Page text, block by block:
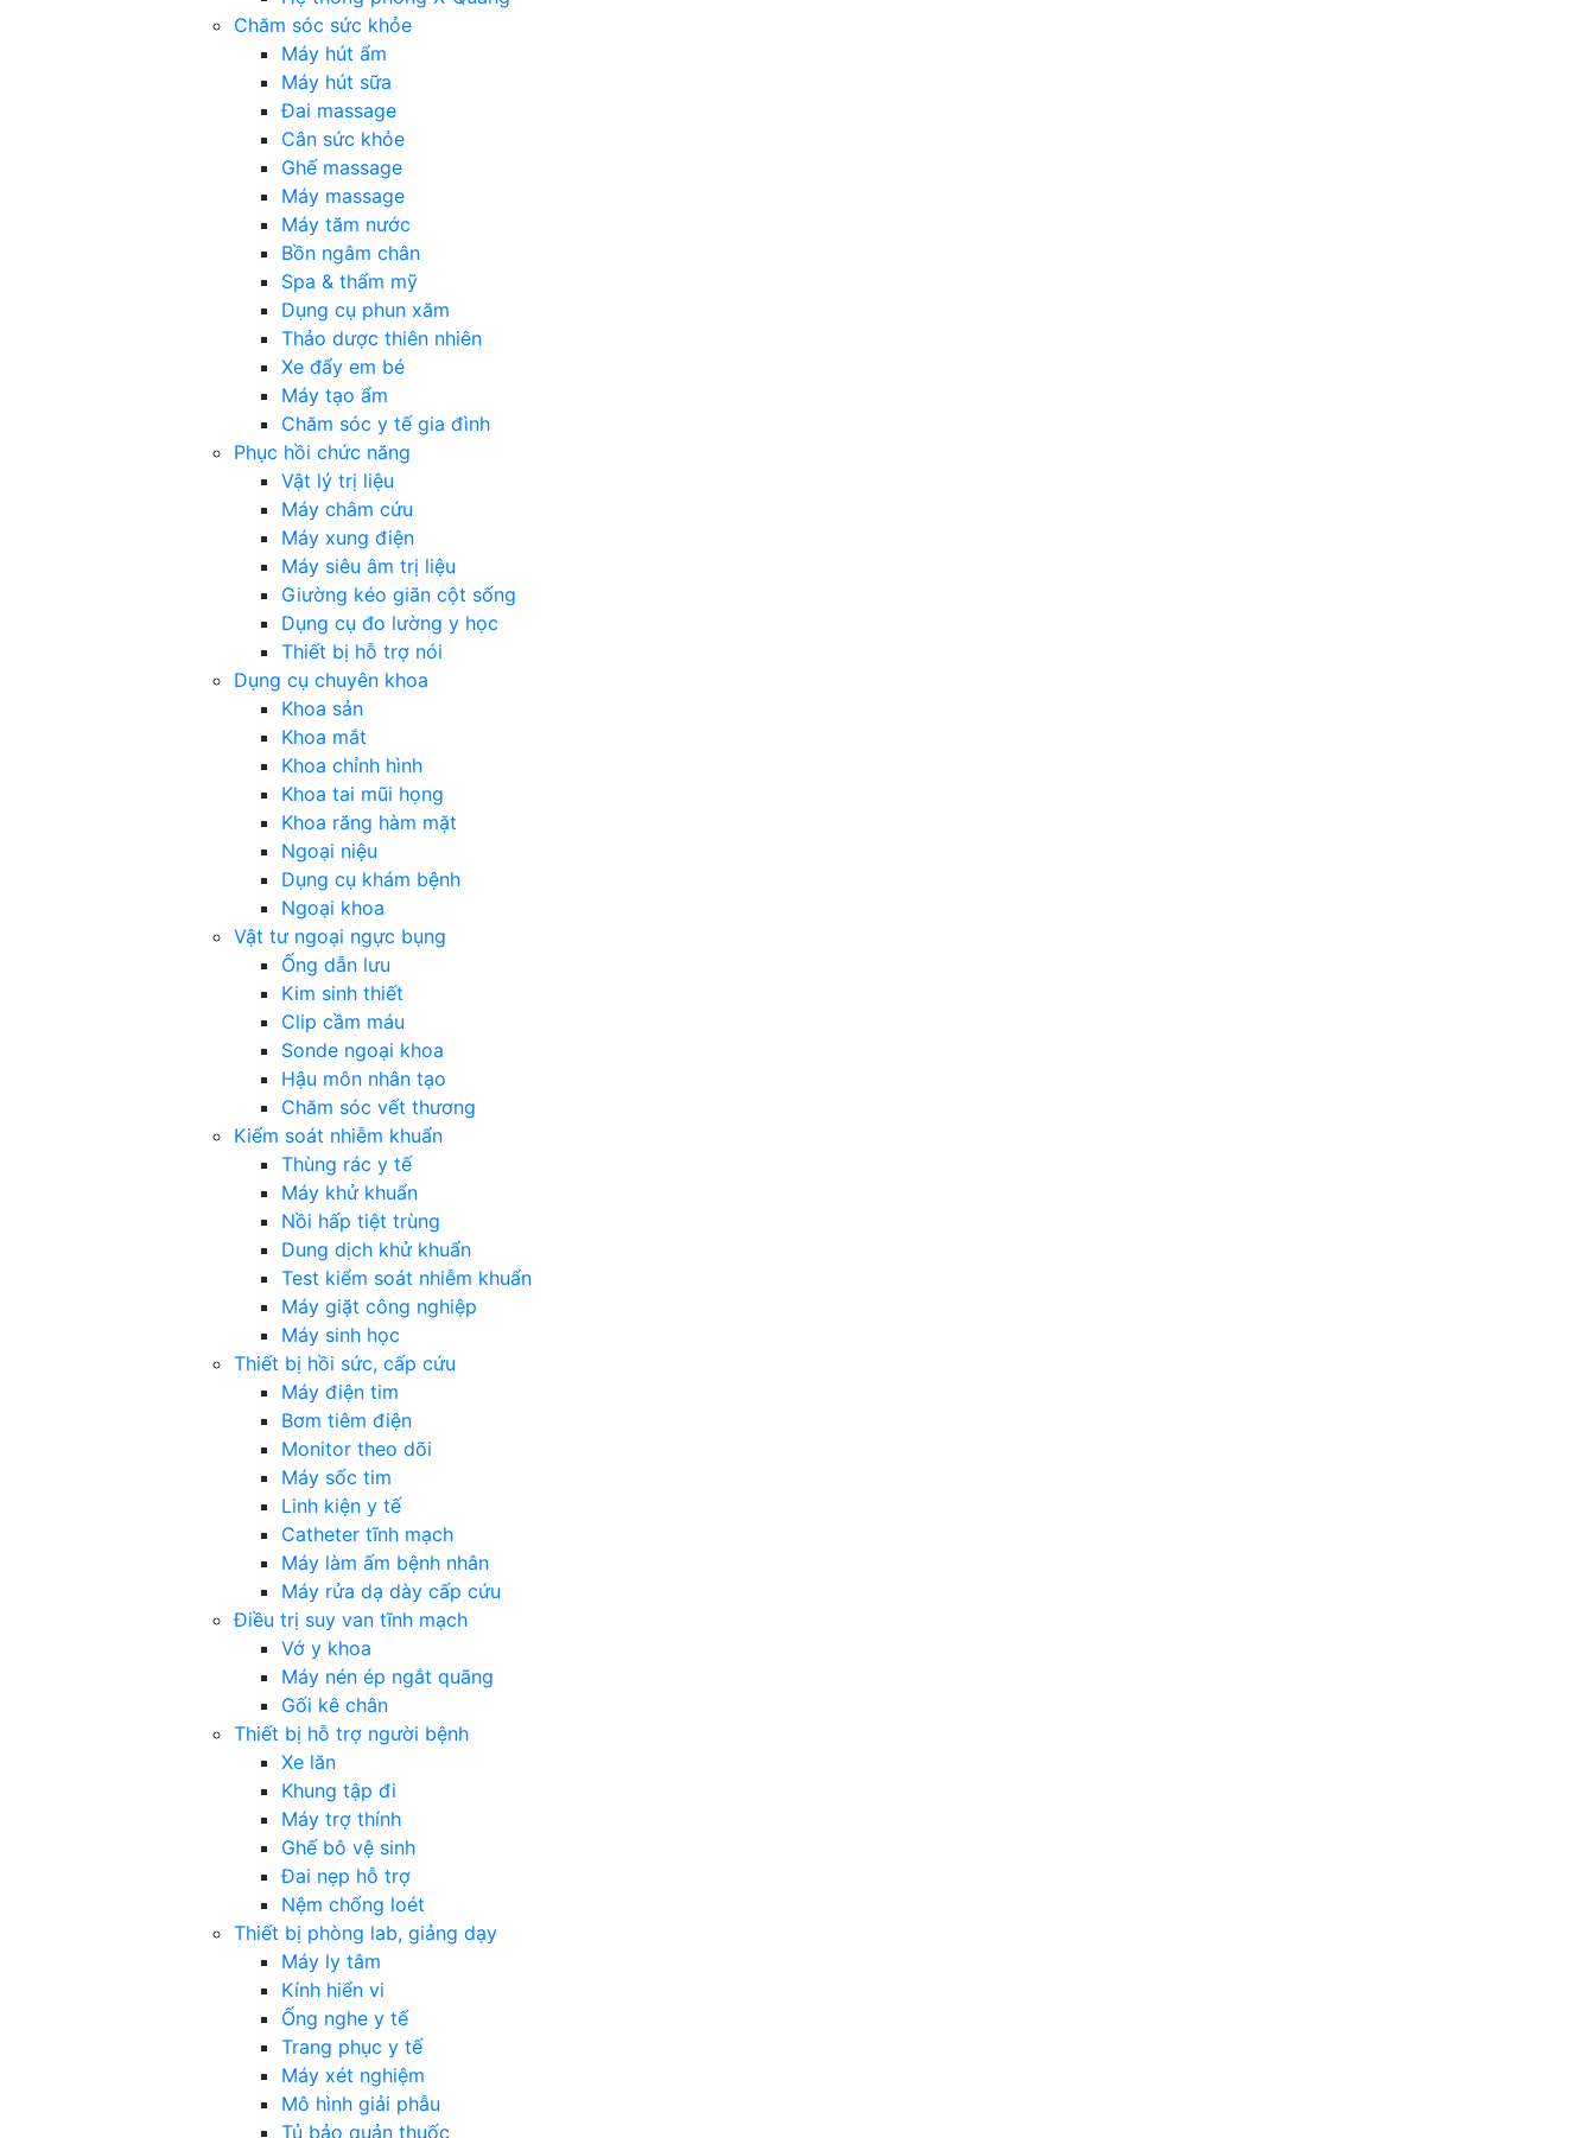
Chăm sóc sức khỏe
Máy hút ẩm
Máy hút sữa
Đai massage
Cân sức khỏe
Ghế massage
Máy massage
Máy tăm nước
Bồn ngâm chân
Spa & thẩm mỹ
Dụng cụ phun xăm
Thảo dược thiên nhiên
Xe đẩy em bé
Máy tạo ẩm
Chăm sóc y tế gia đình
Phục hồi chức năng
Vật lý trị liệu
Máy châm cứu
Máy xung điện
Máy siêu âm trị liệu
Giường kéo giãn cột sống
Dụng cụ đo lường y học
Thiết bị hỗ trợ nói
Dụng cụ chuyên khoa
Khoa sản
Khoa mắt
Khoa chỉnh hình
Khoa tai mũi họng
Khoa răng hàm mặt
Ngoại niệu
Dụng cụ khám bệnh
Ngoại khoa
Vật tư ngoại ngực bụng
Ống dẫn lưu
Kim sinh thiết
Clip cầm máu
Sonde ngoại khoa
Hậu môn nhân tạo
Chăm sóc vết thương
Kiểm soát nhiễm khuẩn
Thùng rác y tế
Máy khử khuẩn
Nồi hấp tiệt trùng
Dung dịch khử khuẩn
Test kiểm soát nhiễm khuẩn
Máy giặt công nghiệp
Máy sinh học
Thiết bị hồi sức, cấp cứu
Máy điện tim
Bơm tiêm điện
Monitor theo dõi
Máy sốc tim
Linh kiện y tế
Catheter tĩnh mạch
Máy làm ấm bệnh nhân
Máy rửa dạ dày cấp cứu
Điều trị suy van tĩnh mạch
Vớ y khoa
Máy nén ép ngắt quãng
Gối kê chân
Thiết bị hỗ trợ người bệnh
Xe lăn
Khung tập đi
Máy trợ thính
Ghế bô vệ sinh
Đai nẹp hỗ trợ
Nệm chống loét
Thiết bị phòng lab, giảng dạy
Máy ly tâm
Kính hiển vi
Ống nghe y tế
Trang phục y tế
Máy xét nghiệm
Mô hình giải phẫu
Tủ bảo quản thuốc